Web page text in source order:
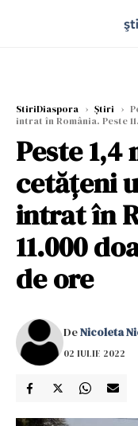
StiriDiaspora › Știri ›
intrat în România. Peste
Peste
cetăţeni
intrat în
11.000
de ore
DeNicoleta
02 IULIE 2022